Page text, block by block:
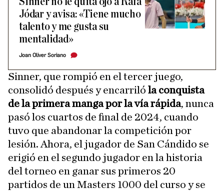
Jódar y avisa: «Tiene mucho
talento y me gusta su
mentalidad»
Joan Oliver Soriano
Sinner, que rompió en el tercer juego,
consolidó después y encarriló la conquista
de la primera manga por la vía rápida, nunca
pasó los cuartos de final de 2024, cuando
tuvo que abandonar la competición por
lesión. Ahora, el jugador de San Cándido se
erigió en el segundo jugador en la historia
del torneo en ganar sus primeros 20
partidos de un Masters 1000 del curso y se